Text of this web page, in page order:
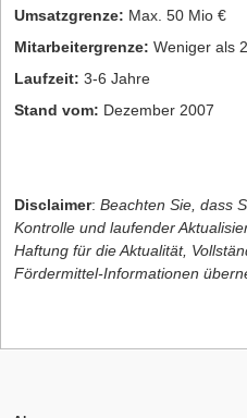
Umsatzgrenze: Max. 50 Mio €
Mitarbeitergrenze: Weniger als
Laufzeit: 3-6 Jahre
Stand vom: Dezember 2007
Disclaimer: Beachten Sie, dass
Kontrolle und laufender
Haftung für die Aktualität,
Fördermittel-Informationen